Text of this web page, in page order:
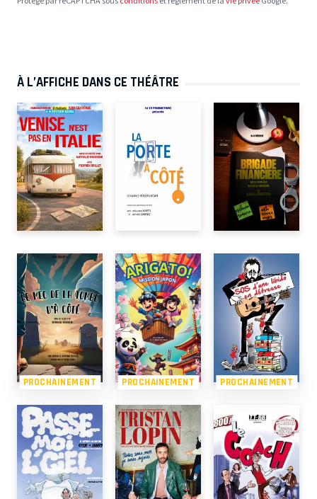
À L’AFFICHE DANS CE THÉÂTRE
PROCHAINEMENT PROCHAINEMENT PROCHAINEMENT